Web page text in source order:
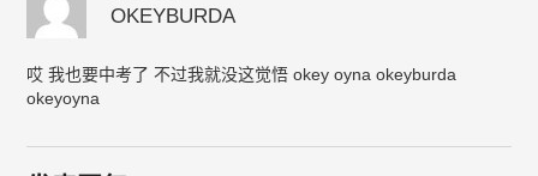
OKEYBURDA
哎 我也要中考了 不过我就没这觉悟 okey oyna okeyburda
okeyoyna